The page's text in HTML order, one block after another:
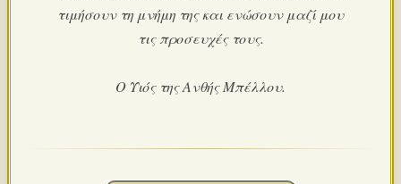
τιμήσουν τη μνήμη της και ενώσουν μαζί μου
τις προσευχές τους.
Ο Υιός της Ανθής Μπέλλου.